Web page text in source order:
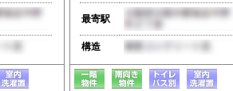
最寄駅
構造